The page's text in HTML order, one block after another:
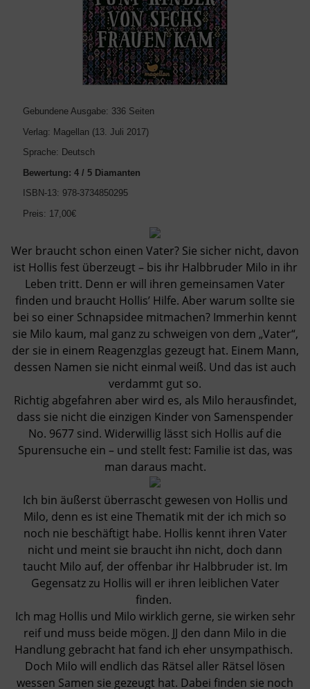
Gebundene Ausgabe: 336 Seiten
Verlag: Magellan (13. Juli 2017)
Sprache: Deutsch
Bewertung: 4 / 5 Diamanten
ISBN-13: 978-3734850295
Preis: 17,00€
Wer braucht schon einen Vater? Sie sicher nicht, davon
ist Hollis fest überzeugt – bis ihr Halbbruder Milo in ihr
Leben tritt. Denn er will ihren gemeinsamen Vater
finden und braucht Hollis’ Hilfe. Aber warum sollte sie
bei so einer Schnapsidee mitmachen? Immerhin kennt
sie Milo kaum, mal ganz zu schweigen von dem „Vater“,
der sie in einem Reagenzglas gezeugt hat. Einem Mann,
dessen Namen sie nicht einmal weiß. Und das ist auch
verdammt gut so.
Richtig abgefahren aber wird es, als Milo herausfindet,
dass sie nicht die einzigen Kinder von Samenspender
No. 9677 sind. Widerwillig lässt sich Hollis auf die
Spurensuche ein – und stellt fest: Familie ist das, was
man daraus macht.
Ich bin äußerst überrascht gewesen von Hollis und
Milo, denn es ist eine Thematik mit der ich mich so
noch nie beschäftigt habe. Hollis kennt ihren Vater
nicht und meint sie braucht ihn nicht, doch dann
taucht Milo auf, der offenbar ihr Halbbruder ist. Im
Gegensatz zu Hollis will er ihren leiblichen Vater
finden.
Ich mag Hollis und Milo wirklich gerne, sie wirken sehr
reif und muss beide mögen. JJ den dann Milo in die
Handlung gebracht hat fand ich eher unsympathisch.
Doch Milo will endlich das Rätsel aller Rätsel lösen
wessen Samen sie gezeugt hat. Dabei finden sie noch